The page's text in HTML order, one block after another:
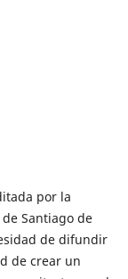
por la
Santiago de
de difundir
de crear un